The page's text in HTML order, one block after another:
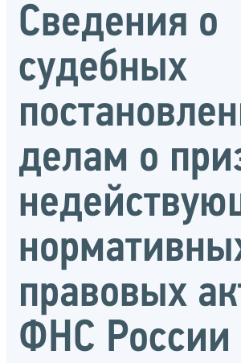
Сведения о
судебных
делам о
правовых
ФНС России